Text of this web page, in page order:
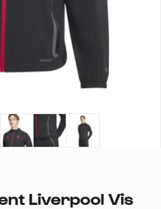
Liverpool Vis